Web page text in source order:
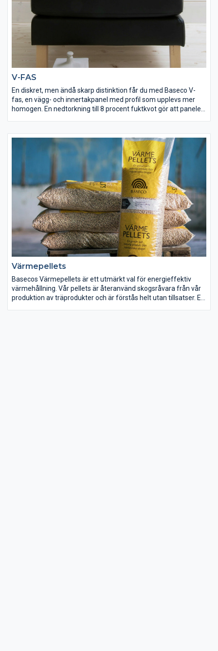
V-FAS
En diskret, men ändå skarp distinktion får du med Baseco V-
fas, en vägg- och innertakpanel med profil som upplevs mer
homogen. En nedtorkning till 8 procent fuktkvot gör att panelen
Värmepellets
Basecos Värmepellets är ett utmärkt val för energieffektiv
värmehållning. Vår pellets är återanvänd skogsråvara från vår
produktion av träprodukter och är förstås helt utan tillsatser. En